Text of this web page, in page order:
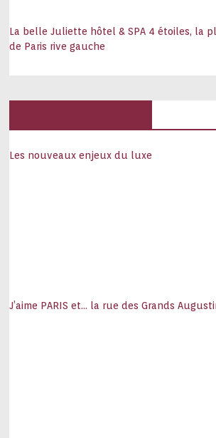
La belle Juliette hôtel & SPA 4 étoiles, la
de Paris rive gauche
Les nouveaux enjeux du luxe
J’aime PARIS et… la rue des Grands